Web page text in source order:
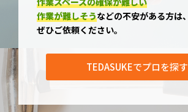
作業が難しそうなどの不安がある方は、
ぜひご依頼ください。
TEDASUKEでプロを探す